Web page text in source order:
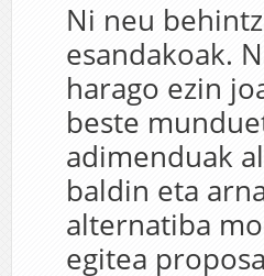
Ni neu
esandakoak.
harago ezin
beste
adimenduak
baldin eta
alternatiba
egitea